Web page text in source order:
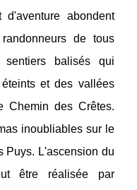
d'aventure abondent
de tous
sentiers balisés qui
et des vallées
Chemin des Crêtes.
inoubliables sur le
Puys. L'ascension du
être réalisée par